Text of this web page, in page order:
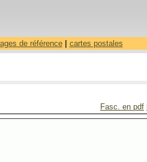
de référence| cartes postales
Fasc. en pdf